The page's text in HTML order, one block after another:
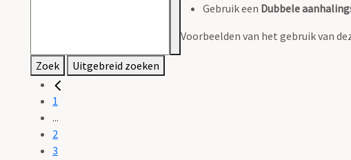
Gebruik een Dubbele
Voorbeelden van het gebruik van
Zoek Uitgebreid zoeken
1
...
2
3